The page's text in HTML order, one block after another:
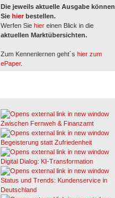
Die jeweils aktuelle Ausgabe können
Sie hier bestellen.
Werfen Sie hier einen Blick in die
aktuellen Marktübersichten.
Zum Kennenlernen geht´s hier zum
ePaper.
Zwischen Fernweh & Finanzamt
Begeisterung statt Zufriedenheit
Digital Dialog: KI-Transformation
Status und Trends: Kundenservice in
Deutschland